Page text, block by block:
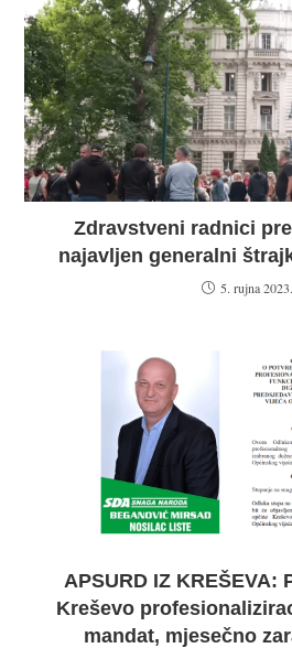
Zdravstveni radnici
najavljen generalni
5. rujna 2023.
APSURD IZ KREŠEVA:
Kreševo
mandat, mjesečno